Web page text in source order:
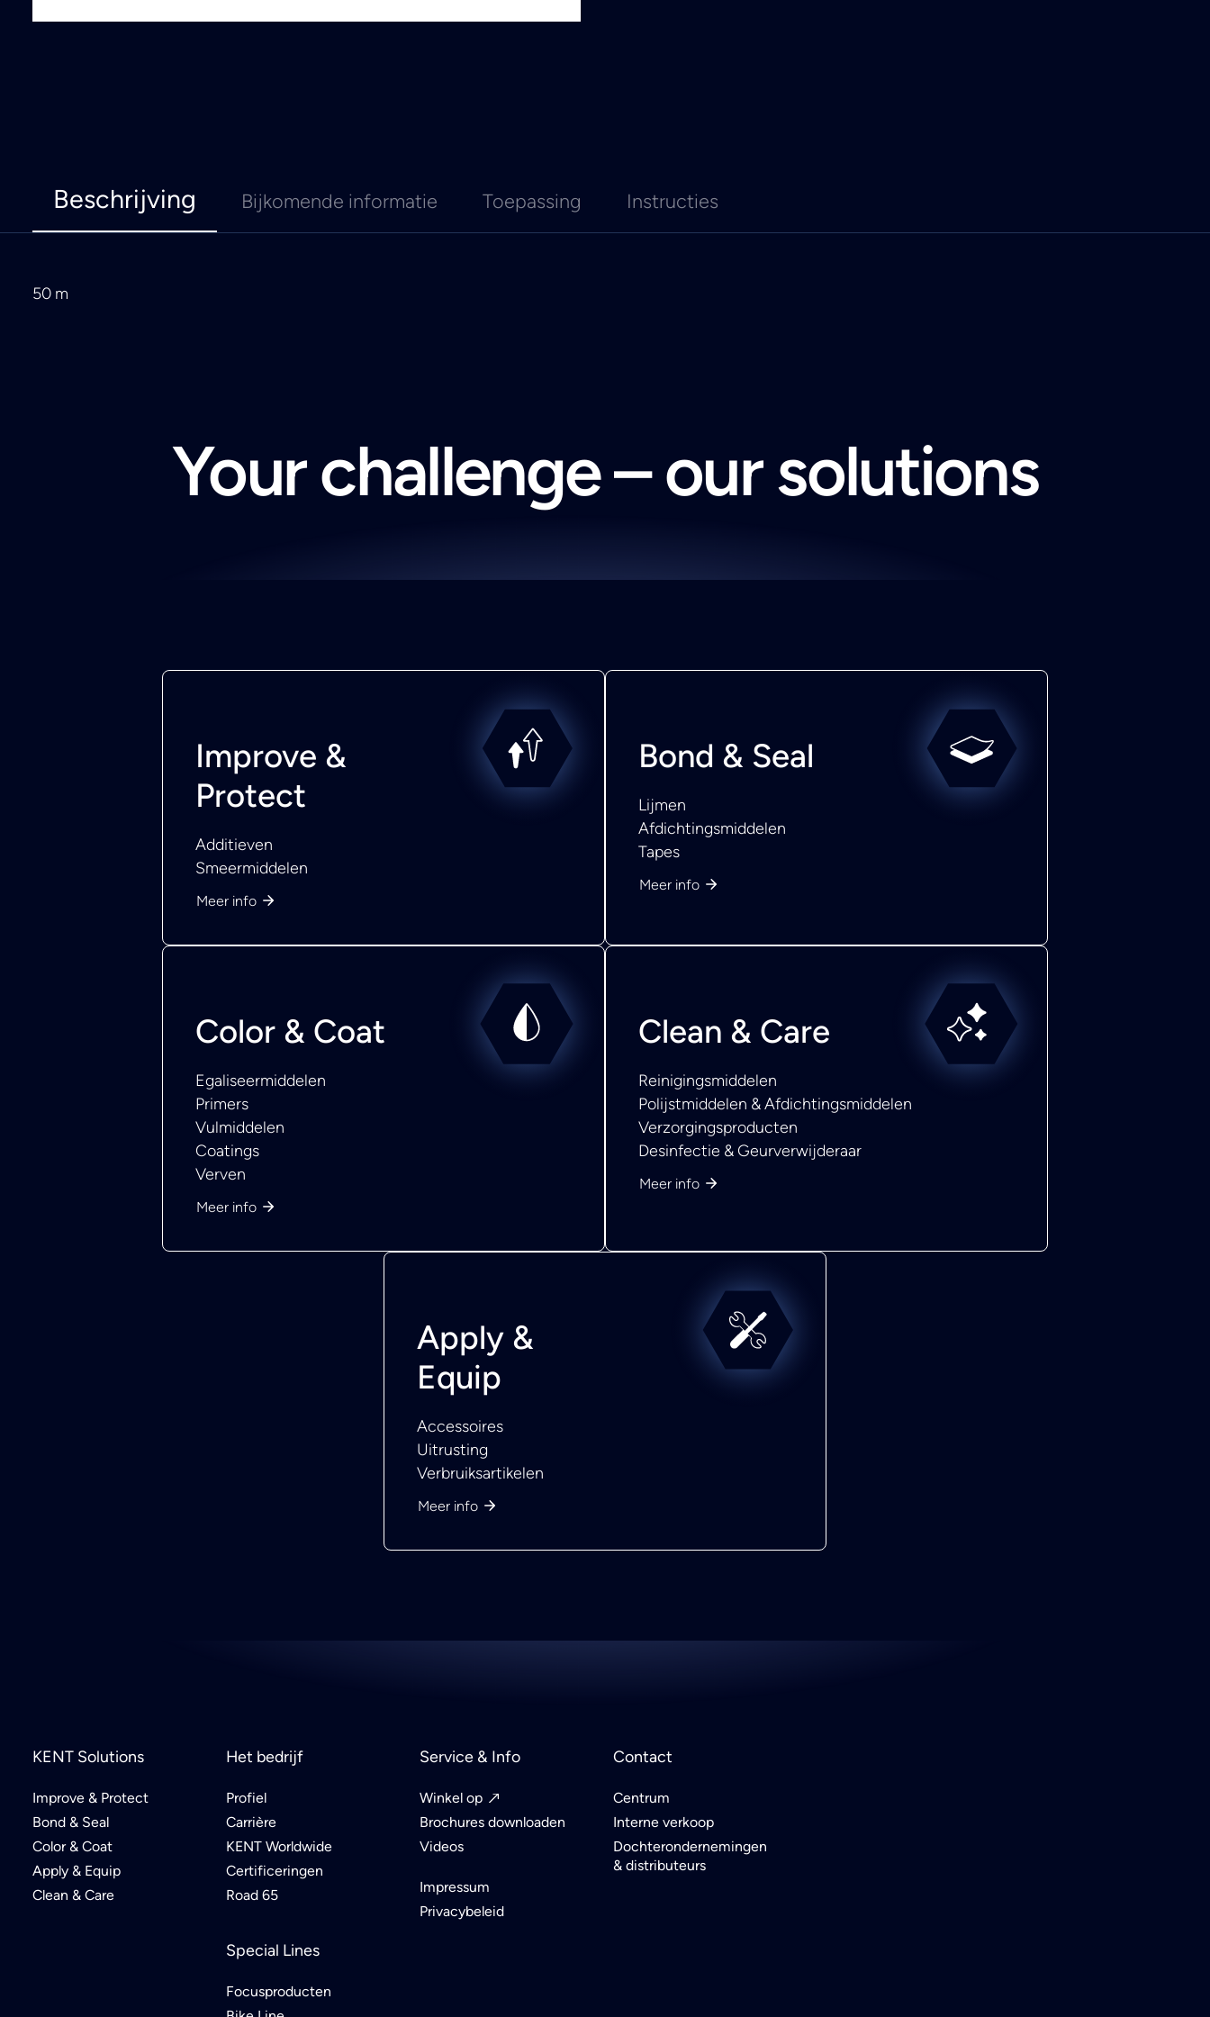
Beschrijving Bijkomende informatie Toepassing Instructies
50 m
Your challenge – our solutions
Improve &
Protect
Additieven
Smeermiddelen
Meer info
Bond & Seal
Lijmen
Afdichtingsmiddelen
Tapes
Meer info
Color & Coat
Egaliseermiddelen
Primers
Vulmiddelen
Coatings
Verven
Meer info
Clean & Care
Reinigingsmiddelen
Polijstmiddelen & Afdichtingsmiddelen
Verzorgingsproducten
Desinfectie & Geurverwijderaar
Meer info
Apply &
Equip
Accessoires
Uitrusting
Verbruiksartikelen
Meer info
KENT Solutions
Improve & Protect
Bond & Seal
Color & Coat
Apply & Equip
Clean & Care
Het bedrijf
Profiel
Carrière
KENT Worldwide
Certificeringen
Road 65
Special Lines
Focusproducten
Service & Info
Winkel op
Brochures downloaden
Videos
Impressum
Privacybeleid
Contact
Centrum
Interne verkoop
Dochterondernemingen
& distributeurs